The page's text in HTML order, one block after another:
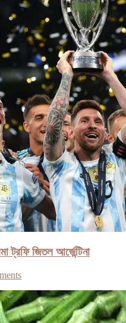
ট্রফি জিতল আর্জেন্টিনা